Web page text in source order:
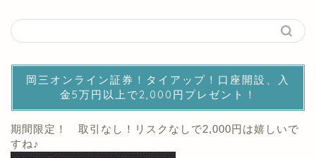
岡三オンライン証券！タイアップ！口座開設、入
金5万円以上で2,000円プレゼント！
期間限定！ 取引なし！リスクなしで2,000円は嬉しいで
すね♪